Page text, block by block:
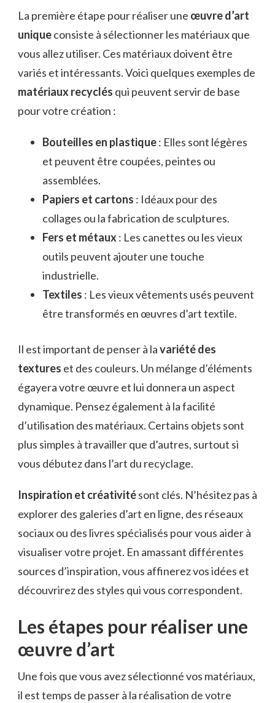
La première étape pour réaliser une œuvre d’art
uniqueconsiste à sélectionner les matériaux que
vous allez utiliser. Ces matériaux doivent être
variés et intéressants. Voici quelques exemples de
matériaux recyclés qui peuvent servir de base
pour votre création :
Bouteilles en plastique: Elles sont légères
et peuvent être coupées, peintes ou
assemblées.
Papiers et cartons : Idéaux pour des
collages ou la fabrication de sculptures.
Fers et métaux : Les canettes ou les vieux
outils peuvent ajouter une touche
industrielle.
Textiles : Les vieux vêtements usés peuvent
être transformés en œuvres d’art textile.
Il est important de penser à lavariété des
textures et des couleurs. Un mélange d’éléments
égayera votre œuvre et lui donnera un aspect
dynamique. Pensez également à la facilité
d’utilisation des matériaux. Certains objets sont
plus simples à travailler que d’autres, surtout si
vous débutez dans l’art du recyclage.
Inspiration et créativitésont clés. N’hésitez pas à
explorer des galeries d’art en ligne, des réseaux
sociaux ou des livres spécialisés pour vous aider à
visualiser votre projet. En amassant différentes
sources d’inspiration, vous affinerez vos idées et
découvrirez des styles qui vous correspondent.
Les étapes pour réaliser une
œuvre d’art
Une fois que vous avez sélectionné vos matériaux,
il est temps de passer à la réalisation de votre